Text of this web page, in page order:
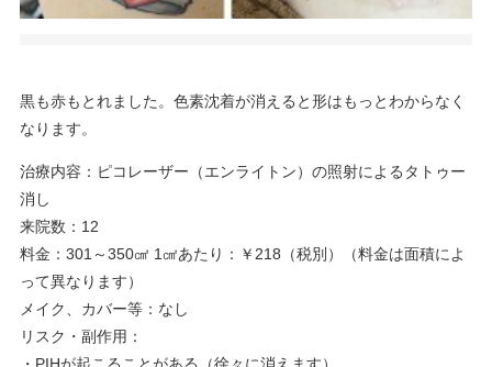
黒も赤もとれました。色素沈着が消えると形はもっとわからなく
なります。
治療内容：ピコレーザー（エンライトン）の照射によるタトゥー
消し
来院数：12
料金：301～350㎠ 1㎠あたり：￥218（税別）（料金は面積によ
って異なります）
メイク、カバー等：なし
リスク・副作用：